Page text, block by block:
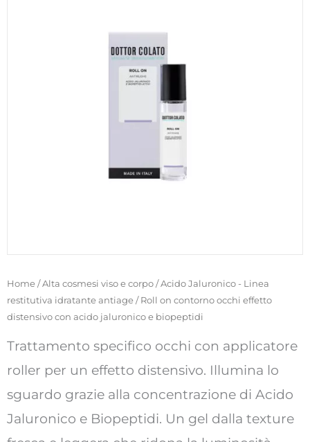
Home/Alta cosmesi viso e corpo/Acido Jaluronico - Linea
restitutiva idratante antiage/ Roll on contorno occhi effetto
distensivo con acido jaluronico e biopeptidi
Trattamento specifico occhi con applicatore
roller per un effetto distensivo. Illumina lo
sguardo grazie alla concentrazione di Acido
Jaluronico e Biopeptidi. Un gel dalla texture